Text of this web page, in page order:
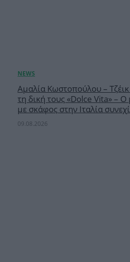
Αμαλία Κωστοπούλου –
τη δική τους «Dolce Vita» – Ο
με σκάφος στην Ιταλία
09.08.2026